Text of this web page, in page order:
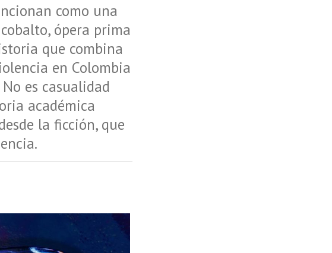
como una
ópera prima
que combina
en Colombia
es casualidad
académica
la ficción, que